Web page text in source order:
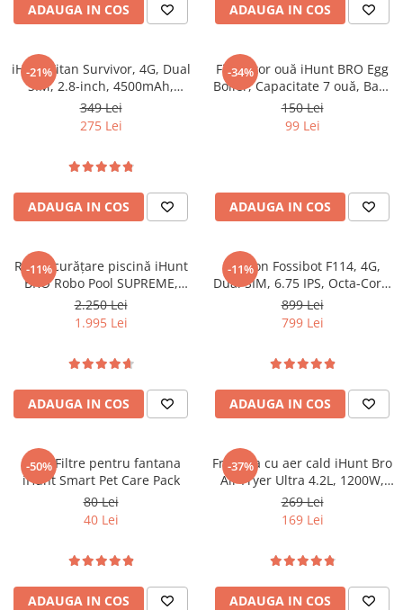
Seturi de duș
PET SHOP
Litiere Automate
Hrănitoare Inteligente
ALTI PRODUCATORI
Produse Ulefone
Tablete Ulefone
Smartwatch Ulefone
Casti Audio Ulefone
Huse protectie Ulefone
Telefoane Mobile Doogee
Tablete Doogee
Produse Hotwav
Telefoane Mobile Hotwav
Produse Unihertz
Telefoane Mobile Unihertz
Tablete Unihertz
Tablete Blackview
ADAUGA IN COS ADAUGA IN COS
-21%
iHunt Titan Survivor, 4G, Dual
SIM, 2.8-inch, 4500mAh,
Camera Foto, Buton SOS
349 Lei
275 Lei
ADAUGA IN COS
-34%
Fierbător ouă iHunt BRO Egg
Boiler, Capacitate 7 ouă, Bază
Inox, Oprire Automată, Alertă
Sonoră, Tăvițe Non-stick, Fără
150 Lei
99 Lei
ADAUGA IN COS
-11%
Robot curățare piscină iHunt
BRO Robo Pool SUPREME,
Triple Motor 110W, Turbo
Suction, Curăță Podeaua și
Filtrare 180µm, Fara Fir
2.250 Lei
1.995 Lei
ADAUGA IN COS
-11%
Telefon Fossibot F114, 4G,
Dual SIM, 6.75 IPS, Octa-Core,
12GB RAM (4GB + 8GB),
128GB, NFC, RGB Light,
899 Lei
799 Lei
ADAUGA IN COS
-50%
Set 4 Filtre pentru fantana
iHunt Smart Pet Care Pack
80 Lei
40 Lei
ADAUGA IN COS
-37%
Friteuza cu aer cald iHunt Bro
Air Fryer Ultra 4.2L, 1200W,
Temperatura reglabila 80-200
°C, Ecran touch, 7 programe
269 Lei
169 Lei
ADAUGA IN COS